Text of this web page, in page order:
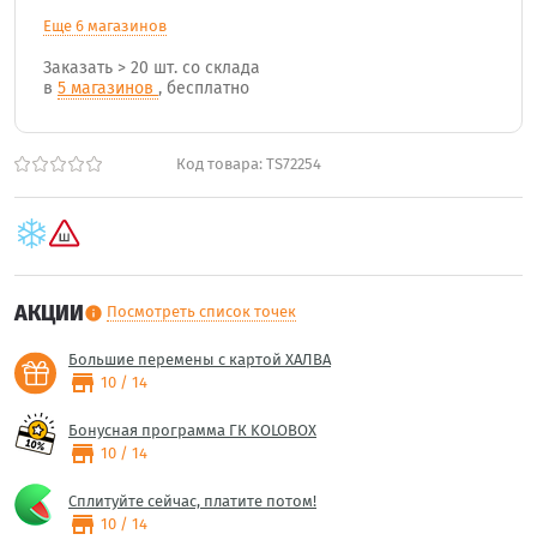
Код товара: TS72254
АКЦИИinfo Посмотреть список точек
Большие перемены с картой ХАЛВА
store 10 / 14
Бонусная программа ГК KOLOBOX
store 10 / 14
Сплитуйте сейчас, платите потом!
store 10 / 14
Еще 6 магазинов
Заказать > 20 шт. со склада
в 5 магазинов , бесплатно